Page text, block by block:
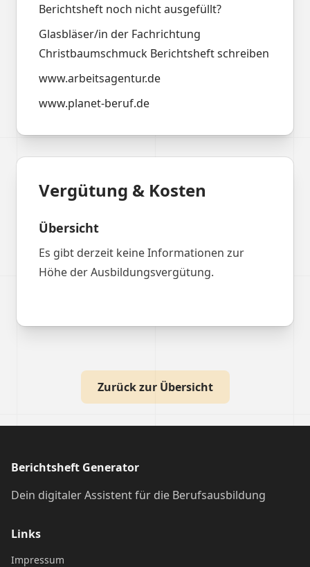
Berichtsheft noch nicht ausgefüllt?
Glasbläser/in der Fachrichtung
Christbaumschmuck Berichtsheft schreiben
www.arbeitsagentur.de
www.planet-beruf.de
Vergütung & Kosten
Übersicht
Es gibt derzeit keine Informationen zur
Höhe der Ausbildungsvergütung.
Zurück zur Übersicht
Berichtsheft Generator
Dein digitaler Assistent für die Berufsausbildung
Links
Impressum